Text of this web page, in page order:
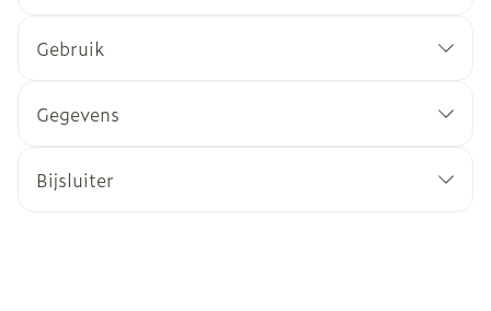
Gebruik
Gegevens
Bijsluiter